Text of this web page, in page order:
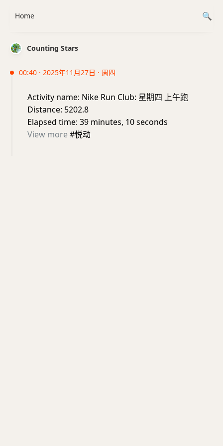
Counting Stars
00:40 · 2025年11月27日 · 周四
Activity name: Nike Run Club: 星期四 上午跑
Distance: 5202.8
Elapsed time: 39 minutes, 10 seconds
View more#悦动
Home